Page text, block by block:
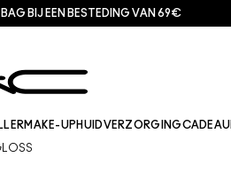
BIJ EEN BESTEDING VAN 69€
MAKE-UP HUIDVERZORGINGCADEAU